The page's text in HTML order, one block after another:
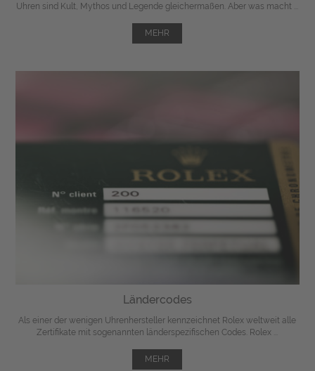
Uhren sind Kult, Mythos und Legende gleichermaßen. Aber was macht ...
MEHR
Ländercodes
Als einer der wenigen Uhrenhersteller kennzeichnet Rolex weltweit alle
Zertifikate mit sogenannten länderspezifischen Codes. Rolex ...
MEHR